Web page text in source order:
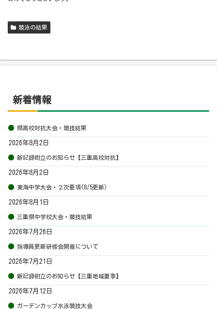
競泳の結果
新着情報
県高校対抗大会・競技結果
2026年8月2日
新記録樹立のお知らせ【三重高校対抗】
2026年8月2日
東海中学大会・２次要項(8/5更新)
2026年8月1日
三重県中学校大会・競技結果
2026年7月26日
指導員更新研修会開催について
2026年7月21日
新記録樹立のお知らせ【三重地域夏季】
2026年7月12日
ガーデンカップ水泳競技大会